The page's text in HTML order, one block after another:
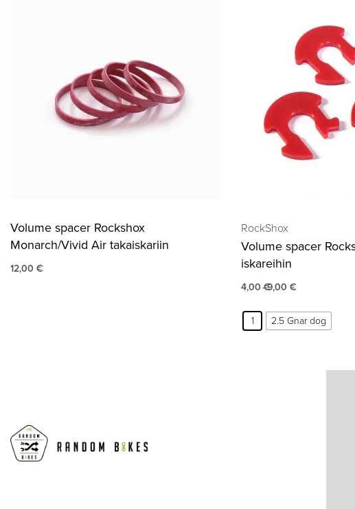
Volume spacer Rockshox
Monarch/Vivid Air takaiskariin
12,00 €
RockShox
Volume spacer
iskareihin
4,00€9,00 €
1 2.5 Gnar dog